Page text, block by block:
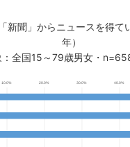
新聞」からニュースを得て
年）
：全国15～79歳男女・